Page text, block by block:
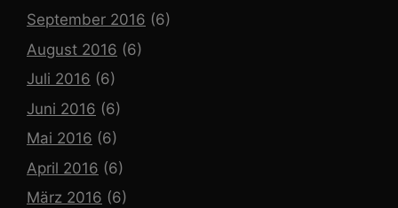
September 2016 (6)
August 2016 (6)
Juli 2016 (6)
Juni 2016 (6)
Mai 2016 (6)
April 2016 (6)
März 2016 (6)